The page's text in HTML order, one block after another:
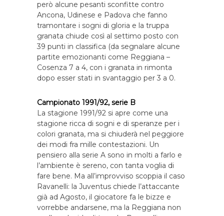
però alcune pesanti sconfitte contro
Ancona, Udinese e Padova che fanno
tramontare i sogni di gloria e la truppa
granata chiude così al settimo posto con
39 punti in classifica (da segnalare alcune
partite emozionanti come Reggiana –
Cosenza 7 a 4, con i granata in rimonta
dopo esser stati in svantaggio per 3 a 0.
Campionato 1991/92, serie B
La stagione 1991/92 si apre come una
stagione ricca di sogni e di speranze per i
colori granata, ma si chiuderà nel peggiore
dei modi fra mille contestazioni. Un
pensiero alla serie A sono in molti a farlo e
l’ambiente è sereno, con tanta voglia di
fare bene. Ma all’improvviso scoppia il caso
Ravanelli: la Juventus chiede l’attaccante
già ad Agosto, il giocatore fa le bizze e
vorrebbe andarsene, ma la Reggiana non